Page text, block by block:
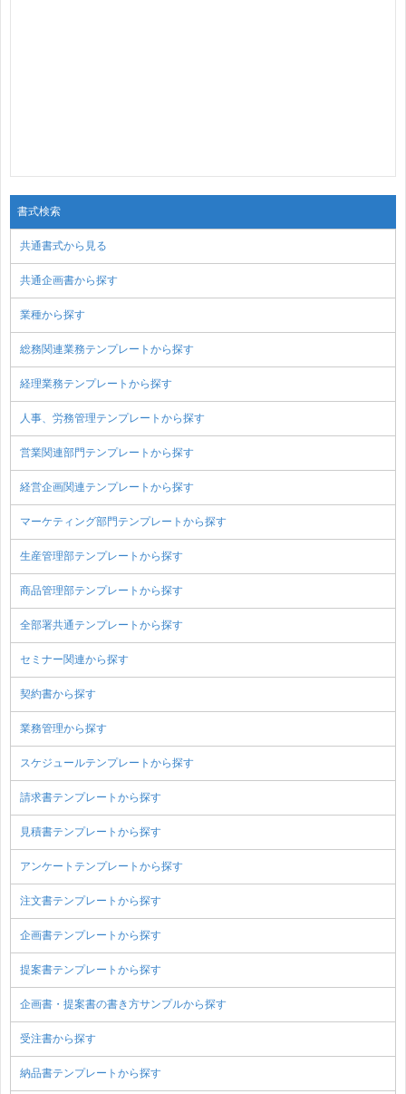
書式検索
共通書式から見る
共通企画書から探す
業種から探す
総務関連業務テンプレートから探す
経理業務テンプレートから探す
人事、労務管理テンプレートから探す
営業関連部門テンプレートから探す
経営企画関連テンプレートから探す
マーケティング部門テンプレートから探す
生産管理部テンプレートから探す
商品管理部テンプレートから探す
全部署共通テンプレートから探す
セミナー関連から探す
契約書から探す
業務管理から探す
スケジュールテンプレートから探す
請求書テンプレートから探す
見積書テンプレートから探す
アンケートテンプレートから探す
注文書テンプレートから探す
企画書テンプレートから探す
提案書テンプレートから探す
企画書・提案書の書き方サンプルから探す
受注書から探す
納品書テンプレートから探す